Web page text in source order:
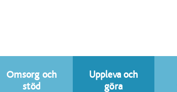
Omsorg och
stöd
Uppleva och
göra